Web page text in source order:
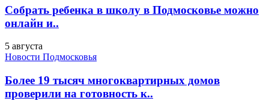
Собрать ребенка в школу в Подмосковье можно
онлайн и..
5 августа
Новости Подмосковья
Более 19 тысяч многоквартирных домов
проверили на готовность к..